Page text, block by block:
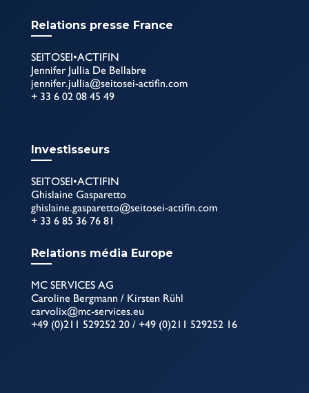
Relations presse France
SEITOSEI•ACTIFIN
Jennifer Jullia De Bellabre
jennifer.jullia@seitosei-actifin.com
+ 33 6 02 08 45 49
Investisseurs
SEITOSEI•ACTIFIN
Ghislaine Gasparetto
ghislaine.gasparetto@seitosei-actifin.com
+ 33 6 85 36 76 81
Relations média Europe
MC SERVICES AG
Caroline Bergmann / Kirsten Rühl
carvolix@mc-services.eu
+49 (0)211 529252 20 / +49 (0)211 529252 16